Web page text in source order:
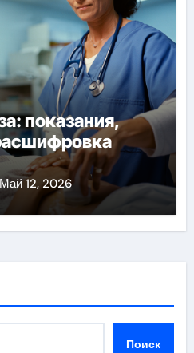
показания,
Май 12, 2026
Поиск